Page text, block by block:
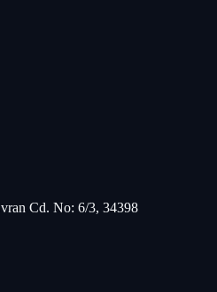
Cd. No: 6/3, 34398